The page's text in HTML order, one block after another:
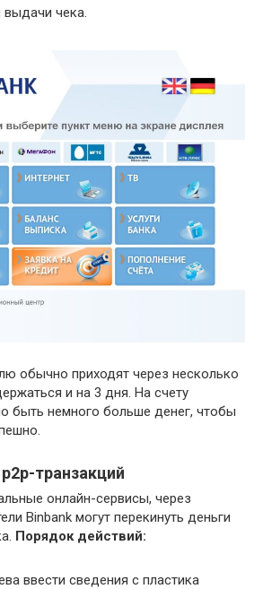
чека.
обычно приходят через несколько
и на 3 дня. На счету
быть немного больше денег, чтобы
транзакций
онлайн-сервисы, через
Binbank могут перекинуть деньги
Порядок действий:
ввести сведения с пластика